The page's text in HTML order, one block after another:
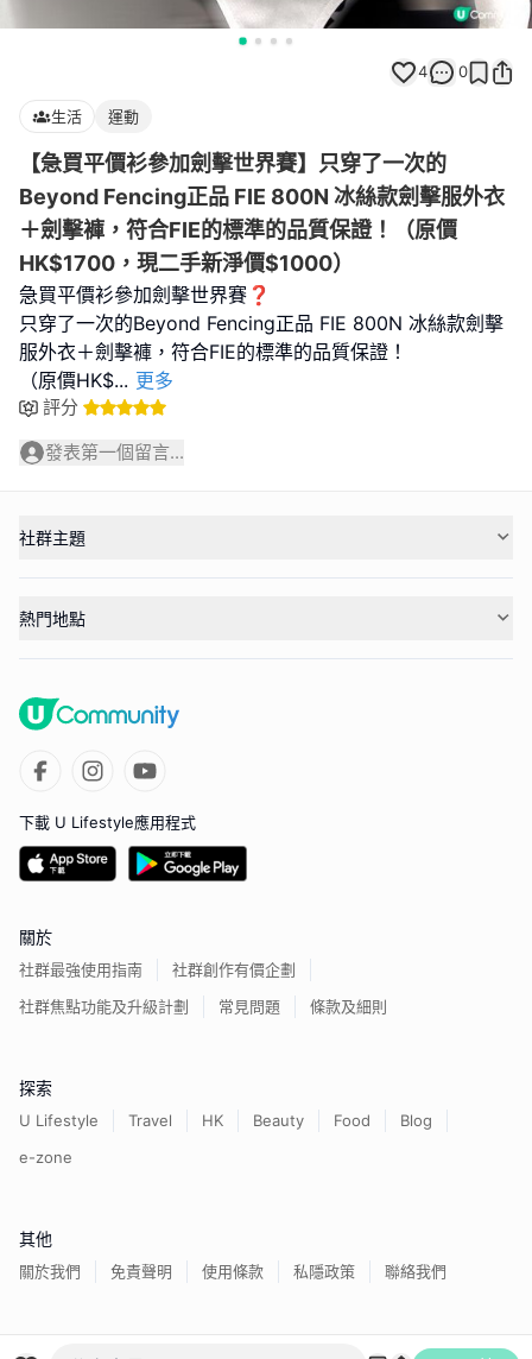
4 0
生活 運動
【急買平價衫參加劍擊世界賽】只穿了一次的
Beyond Fencing正品 FIE 800N 冰絲款劍擊服外衣
＋劍擊褲，符合FIE的標準的品質保證！（原價
HK$1700，現二手新淨價$1000）
急買平價衫參加劍擊世界賽❓
只穿了一次的Beyond Fencing正品 FIE 800N 冰絲款劍擊
服外衣＋劍擊褲，符合FIE的標準的品質保證！
（原價HK$... 更多
評分
發表第一個留言...
社群主題
熱門地點
下載 U Lifestyle應用程式
關於
社群最強使用指南
社群創作有價企劃
社群焦點功能及升級計劃
常見問題 條款及細則
探索
U Lifestyle Travel HK Beauty Food
Blog
e-zone
其他
關於我們 免責聲明 使用條款 私隱政策 聯絡我們